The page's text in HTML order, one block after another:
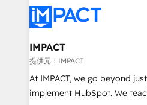
Slash months from your API
Click "Contact Business" ⬅️ to
Integration templates that
of your tech stack, syncing... 🛍️ Shopify or
WooCommerce 💲 Stripe or
Netsuite 🤖 Google or
IMPACT
提供元：IMPACT
At IMPACT, we go beyond
implement HubSpot. We teach your team how to